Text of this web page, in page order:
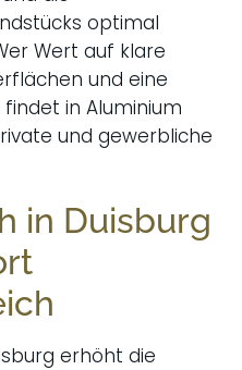
optimal
Wert auf klare
und eine
in Aluminium
und gewerbliche
in Duisburg
erhöht die